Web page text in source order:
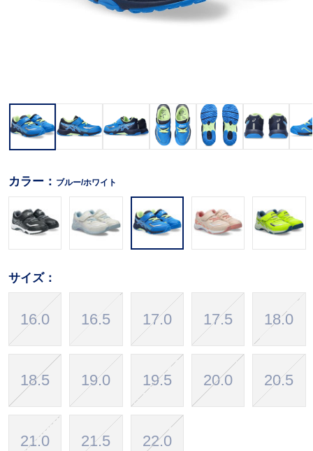
カラー： ブルー/ホワイト
サイズ：
16.0 16.5 17.0 17.5 18.0
18.5 19.0 19.5 20.0 20.5
21.0 21.5 22.0